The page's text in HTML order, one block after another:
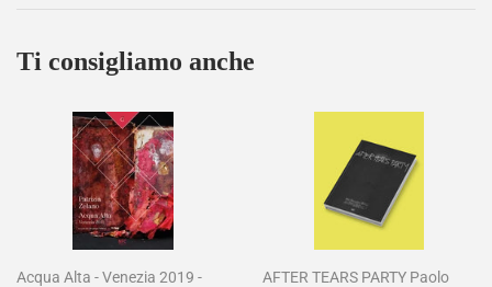
Ti consigliamo anche
Acqua Alta - Venezia 2019 -
AFTER TEARS PARTY Paolo